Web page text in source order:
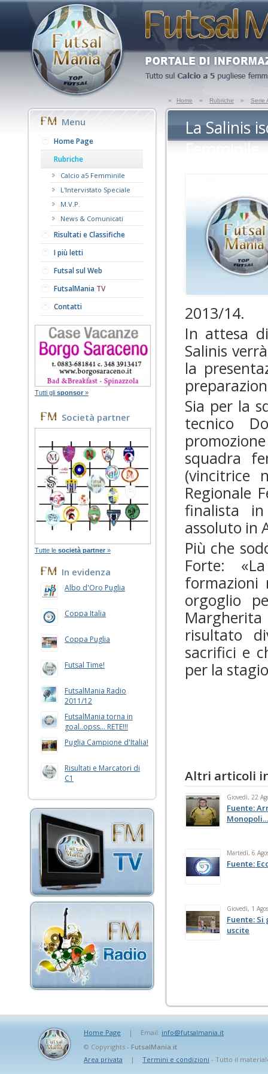
» Home » Rubriche » Serie
Menu
Home Page
Rubriche
Calcio a5 Femminile
L'Intervistato Speciale
M.V.P.
News & Comunicati
Risultati e Classifiche
I più letti
Futsal sul Web
FutsalMania TV
Contatti
Tutti gli sponsor »
Società partner
Tutte le società partner »
In evidenza
Albo d'Oro Puglia
Coppa Italia
Coppa Puglia
Futsal Time!
FutsalMania Radio
2011/12
FutsalMania torna in
goal..opss... RETE!!!
Puglia Campione d'Italia!
Risultati e Marcatori di
C1
La Salinis
Femminile
2013/14.
In attesa
Salinis
la
Sia per la
tecnico
squadra
(vincitrice
Regionale
finalista
assoluto in
Più che
Forte:
formazioni
orgoglio
risultato
sacrifici e
per la
Altri articoli
Giovedì, 22
Fuente:
Martedì, 6
Fuente:
Giovedì, 1
Fuente:
uscite
Home Page | Email: info@futsalmania.it
© Copyrights - FutsalMania.it
Area privata
| Termini e condizioni - Tutto il